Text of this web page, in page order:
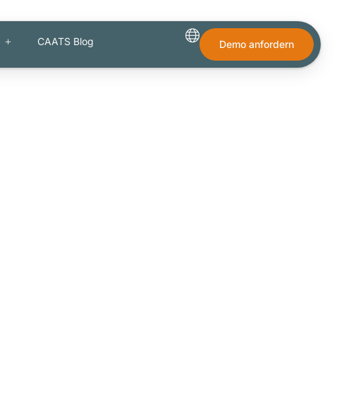
CAATS Blog Demo anfordern